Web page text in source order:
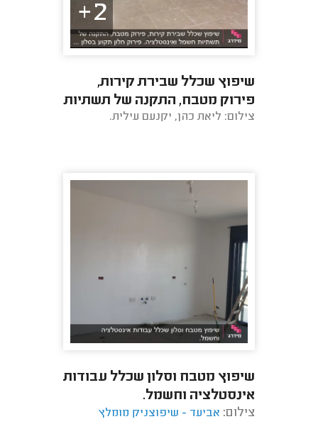
2+
שיפוץ שכלל שבירת קירות,
פירוק מטבח, התקנה של תשתיות
חשמל ואינסטלציה. פירוק חלון
צילום: ליאת כהן, יקנעם עילית.
שיפוץ מטבח וסלון שכלל עבודות
אינסטלציה וחשמל.
צילום: אביעד - שיפוצניק מומלץ